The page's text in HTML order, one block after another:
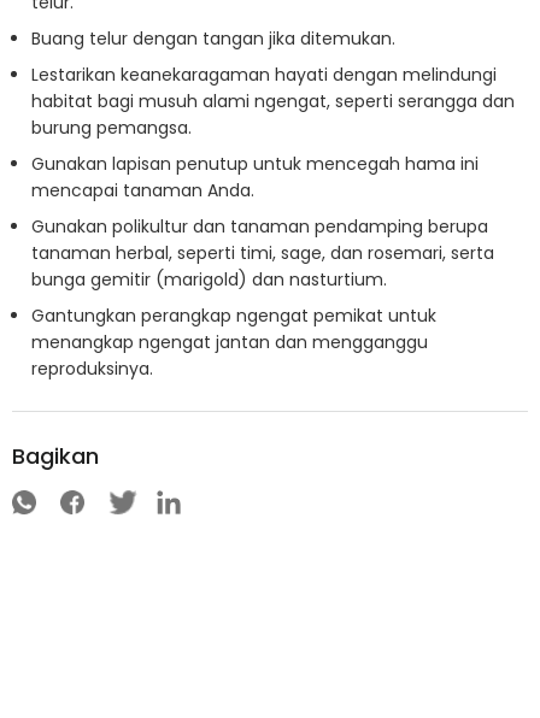
Buang telur dengan tangan jika ditemukan.
Lestarikan keanekaragaman hayati dengan melindungi
habitat bagi musuh alami ngengat, seperti serangga dan
burung pemangsa.
Gunakan lapisan penutup untuk mencegah hama ini
mencapai tanaman Anda.
Gunakan polikultur dan tanaman pendamping berupa
tanaman herbal, seperti timi, sage, dan rosemari, serta
bunga gemitir (marigold) dan nasturtium.
Gantungkan perangkap ngengat pemikat untuk
menangkap ngengat jantan dan mengganggu
reproduksinya.
Bagikan